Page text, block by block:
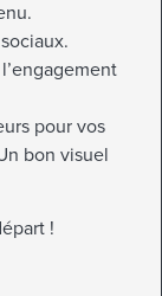
pour vos
bon visuel
!